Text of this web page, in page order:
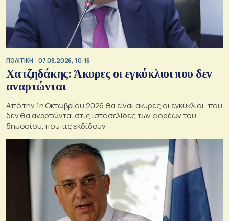
ΠΟΛΙΤΙΚΗ 07.08.2026, 10:16
Χατζηδάκης: Άκυρες οι εγκύκλιοι που δεν
αναρτώνται
Από την 1η Οκτωβρίου 2026 θα είναι άκυρες οι εγκύκλιοι, που
δεν θα αναρτώνται στις ιστοσελίδες των φορέων του
δημοσίου, που τις εκδίδουν